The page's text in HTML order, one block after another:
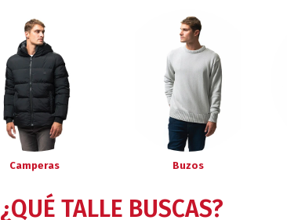
Camperas Buzos
¿QUÉ TALLE BUSCAS?